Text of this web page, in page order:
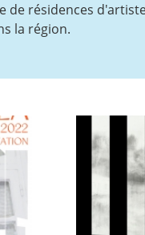
de résidences
la région.